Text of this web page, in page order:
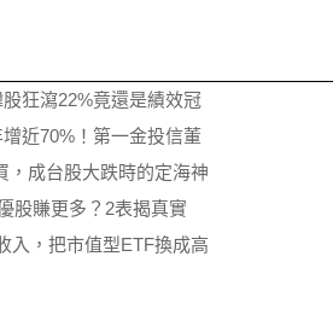
狂瀉22%竟還是績效冠
近70%！第一金投信董
，成台股大跌時的定海神
股賺更多？2表揭真實
入，把市值型ETF換成高